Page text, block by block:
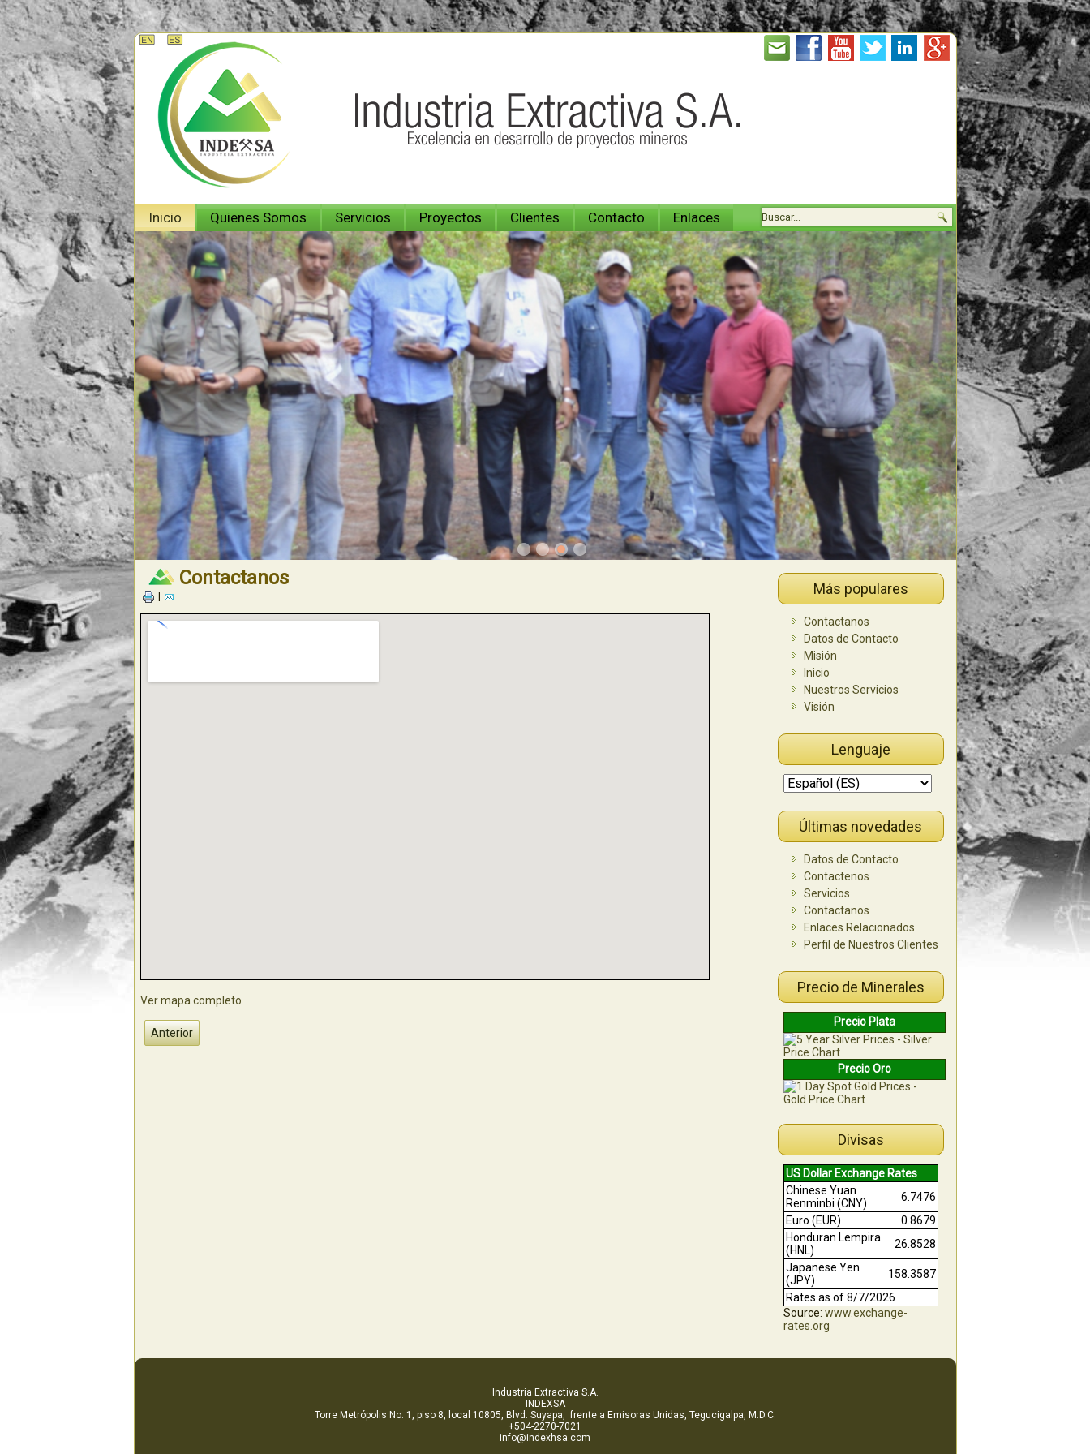
Inicio Quienes Somos Servicios Proyectos Clientes Contacto Enlaces
Contactanos
|
Ver mapa completo
Anterior
Más populares
Contactanos
Datos de Contacto
Misión
Inicio
Nuestros Servicios
Visión
Lenguaje
Últimas novedades
Datos de Contacto
Contactenos
Servicios
Contactanos
Enlaces Relacionados
Perfil de Nuestros Clientes
Precio de Minerales
Precio Plata
Precio Oro
Divisas
US Dollar Exchange Rates
Chinese Yuan
Renminbi (CNY)
6.7476
Euro (EUR)
0.8679
Honduran Lempira
(HNL)
26.8528
Japanese Yen
(JPY)
158.3587
Rates as of 8/7/2026
Source: www.exchange-
rates.org
Industria Extractiva S.A.
INDEXSA
Torre Metrópolis No. 1, piso 8, local 10805, Blvd. Suyapa, frente a Emisoras Unidas, Tegucigalpa, M.D.C.
+504-2270-7021
info@indexhsa.com